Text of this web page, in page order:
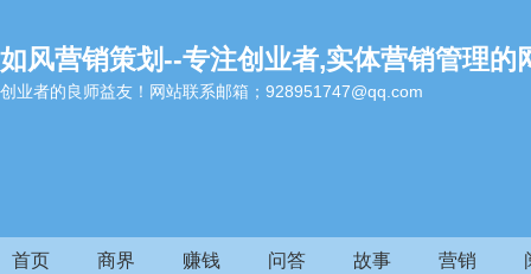
如风营销策划--专注创业者,实体营销管理的
创业者的良师益友！网站联系邮箱；928951747@qq.com
首页 商界 赚钱 问答 故事 营销